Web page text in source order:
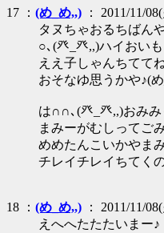
17 ： (め_め,,) ： 2011/11/
タヌちゃおるちばん
○､(癶_癶,,)ハイおい
ええ子しゃんちてて
おそなゆ思うかや♪(
は∩∩､(癶_癶,,)おみみ
まみーがむしってご
めめたんこいかやま
チレイチレイちてく
18 ： (め_め,,) ： 2011/11/
えへへたたたいまー♪